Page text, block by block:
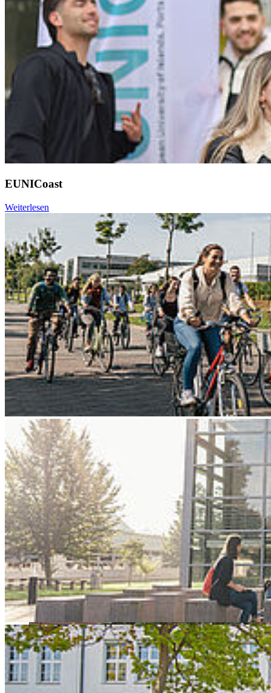
EUNICoast
Weiterlesen
Go to slide 1
Go to slide 2
Go to slide 3
Go to slide 4
Go to slide 5
Go to slide 6
Go to slide 7
Go to slide 8
Go to slide 9
Zurück
Hochschule Stralsund eröffnet neue
Bibliothek
02.06.2026
Auf 1.800 m² sind insgesamt 179 Arbeitsplätze für unterschiedliche
Lern-, Lese- und Arbeitsformen entstanden, wie ein 24-Stunden-
Bereich, Separees und Walkolutions. Ministerin Martin würdigt
Bibliothek und Profil der Hochschule.